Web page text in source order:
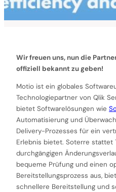
Wir freuen uns, nun die
offiziell bekannt zu geben!
Motio ist ein globales
Technologiepartner von Qlik
bietet Softwarelösungen wie
Automatisierung und
Delivery-Prozesses für ein
Erlebnis bietet. Soterre stattet
durchgängigen
bequeme Prüfung und einen
Bereitstellungsprozess aus,
schnellere Bereitstellung und